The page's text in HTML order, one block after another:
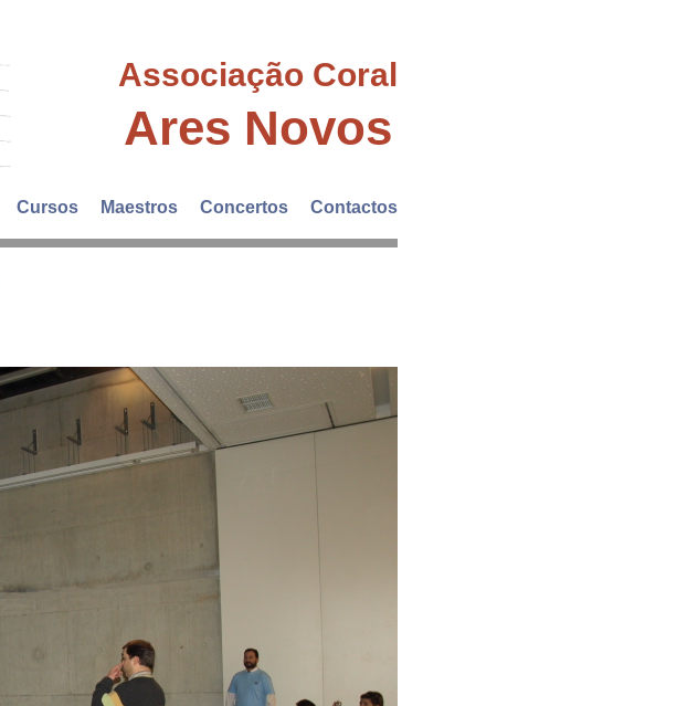
Associação Coral
Ares Novos
Cursos Maestros Concertos Contactos